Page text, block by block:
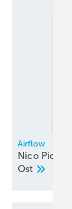
Airflow
Nico
Ost